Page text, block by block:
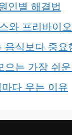
인별 해결법
와 프리바이
음식보다 중요
으는 가장 쉬
다 우는 이유